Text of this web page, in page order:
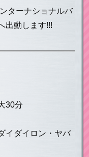
ターナショナルバ
出動します!!!
30分
イダイロン・ヤバ